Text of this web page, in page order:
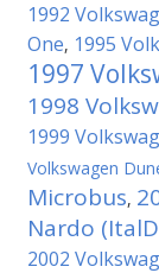
1992
One, 1995
1997
1998
1999
Volkswagen
Microbus,
Nardo
2002